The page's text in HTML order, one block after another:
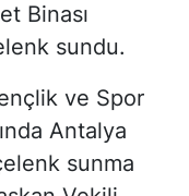
Binası
sundu.
ve Spor
Antalya
sunma